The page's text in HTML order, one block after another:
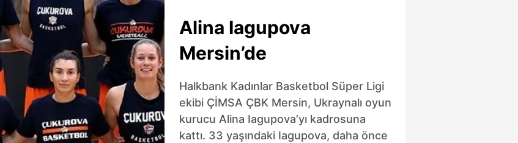
Alina Iagupova
Mersin’de
Halkbank Kadınlar Basketbol Süper Ligi
ekibi ÇİMSA ÇBK Mersin, Ukraynalı oyun
kurucu Alina Iagupova’yı kadrosuna
kattı. 33 yaşındaki Iagupova, daha önce